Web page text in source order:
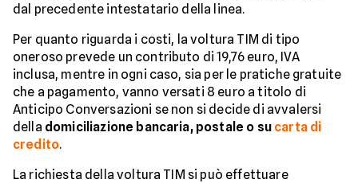
dal precedente intestatario della linea.
Per quanto riguarda i costi, la voltura TIM di tipo
oneroso prevede un contributo di 19,76 euro, IVA
inclusa, mentre in ogni caso, sia per le pratiche gratuite
che a pagamento, vanno versati 8 euro a titolo di
Anticipo Conversazioni se non si decide di avvalersi
della domiciliazione bancaria, postale o su carta di
credito.
La richiesta della voltura TIM si può effettuare